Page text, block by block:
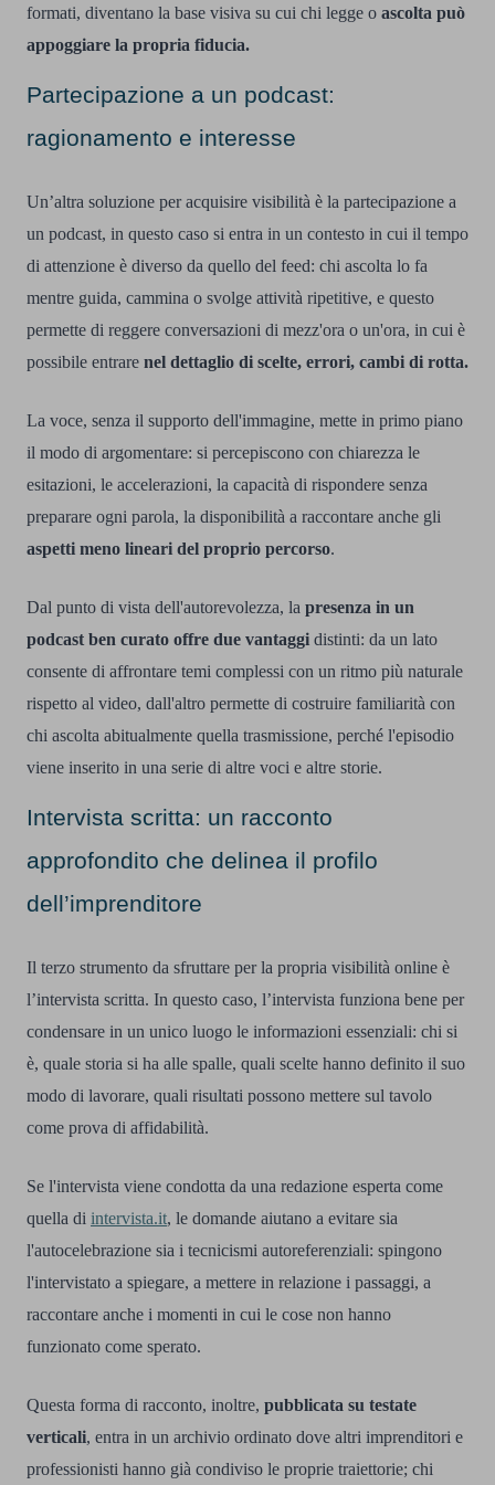
formati, diventano la base visiva su cui chi legge o ascolta può
appoggiare la propria fiducia.
Partecipazione a un podcast:
ragionamento e interesse
Un’altra soluzione per acquisire visibilità è la partecipazione a
un podcast, in questo caso si entra in un contesto in cui il tempo
di attenzione è diverso da quello del feed: chi ascolta lo fa
mentre guida, cammina o svolge attività ripetitive, e questo
permette di reggere conversazioni di mezz'ora o un'ora, in cui è
possibile entrare nel dettaglio di scelte, errori, cambi di rotta.
La voce, senza il supporto dell'immagine, mette in primo piano
il modo di argomentare: si percepiscono con chiarezza le
esitazioni, le accelerazioni, la capacità di rispondere senza
preparare ogni parola, la disponibilità a raccontare anche gli
aspetti meno lineari del proprio percorso.
Dal punto di vista dell'autorevolezza, la presenza in un
podcast ben curato offre due vantaggi distinti: da un lato
consente di affrontare temi complessi con un ritmo più naturale
rispetto al video, dall'altro permette di costruire familiarità con
chi ascolta abitualmente quella trasmissione, perché l'episodio
viene inserito in una serie di altre voci e altre storie.
Intervista scritta: un racconto
approfondito che delinea il profilo
dell’imprenditore
Il terzo strumento da sfruttare per la propria visibilità online è
l’intervista scritta. In questo caso, l’intervista funziona bene per
condensare in un unico luogo le informazioni essenziali: chi si
è, quale storia si ha alle spalle, quali scelte hanno definito il suo
modo di lavorare, quali risultati possono mettere sul tavolo
come prova di affidabilità.
Se l'intervista viene condotta da una redazione esperta come
quella di intervista.it, le domande aiutano a evitare sia
l'autocelebrazione sia i tecnicismi autoreferenziali: spingono
l'intervistato a spiegare, a mettere in relazione i passaggi, a
raccontare anche i momenti in cui le cose non hanno
funzionato come sperato.
Questa forma di racconto, inoltre, pubblicata su testate
verticali, entra in un archivio ordinato dove altri imprenditori e
professionisti hanno già condiviso le proprie traiettorie; chi